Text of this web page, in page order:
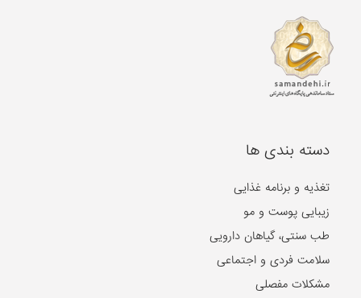
دسته بندی ها
تغذیه و برنامه غذایی
زیبایی پوست و مو
طب سنتی، گیاهان دارویی
سلامت فردی و اجتماعی
مشکلات مفصلی